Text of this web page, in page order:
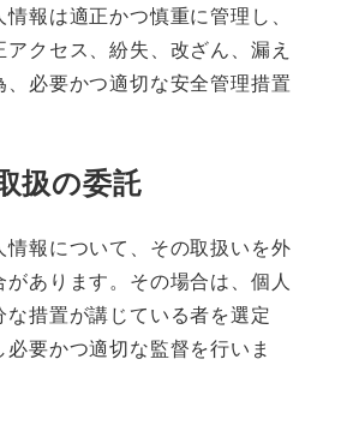
報は適正かつ慎重に管理し、
クセス、紛失、改ざん、漏え
、必要かつ適切な安全管理措置
扱の委託
情報について、その取扱いを外
あります。その場合は、個人
措置が講じている者を選定
必要かつ適切な監督を行いま